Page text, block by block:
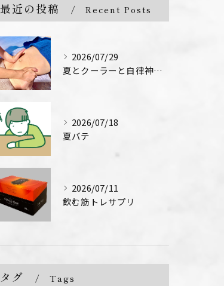
最近の投稿 Recent Posts
2026/07/29
夏とクーラーと自律神経↓
2026/07/18
夏バテ
2026/07/11
飲む筋トレサプリ
タグ Tags